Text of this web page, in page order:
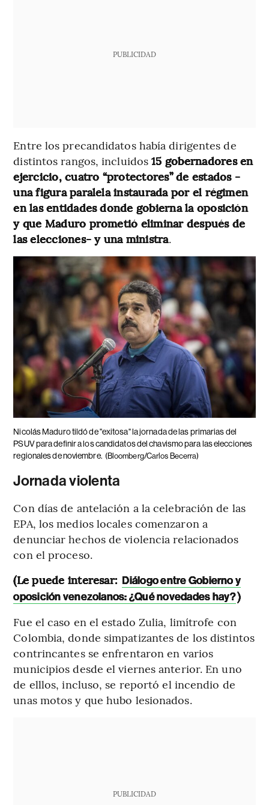
PUBLICIDAD
Entre los precandidatos había dirigentes de
distintos rangos, incluidos15 gobernadores en
ejercicio, cuatro “protectores” de estados -
una figura paralela instaurada por el régimen
en las entidades donde gobierna la oposición
y que Maduro prometió eliminar después de
las elecciones- y una ministra.
Nicolás Maduro tildó de "exitosa" la jornada de las primarias del
PSUV para definir a los candidatos del chavismo para las elecciones
regionales de noviembre. (Bloomberg/Carlos Becerra)
Jornada violenta
Con días de antelación a la celebración de las
EPA, los medios locales comenzaron a
denunciar hechos de violencia relacionados
con el proceso.
(Le puede interesar: Diálogo entre Gobierno y
oposición venezolanos: ¿Qué novedades hay?)
Fue el caso en el estado Zulia, limítrofe con
Colombia, donde simpatizantes de los distintos
contrincantes se enfrentaron en varios
municipios desde el viernes anterior. En uno
de elllos, incluso, se reportó el incendio de
unas motos y que hubo lesionados.
PUBLICIDAD